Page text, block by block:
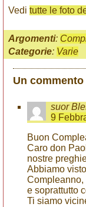
Vedi tutte le foto
Argomenti:
Categorie: Varie
Un commento
suor
9
Buon
Caro don
nostre
Abbiamo
Compleanno,
e soprattutto
Ti siamo